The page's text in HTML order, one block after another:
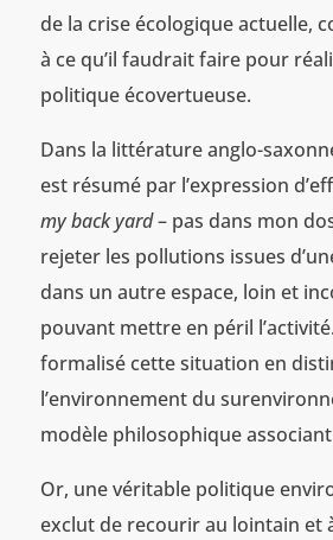
de la crise écologique actuelle,
à ce qu’il faudrait faire pour
politique écovertueuse.
Dans la littérature anglo-
est résumé par l’expression
my back yard– pas dans mon
rejeter les pollutions issues
dans un autre espace, loin et
pouvant mettre en péril
formalisé cette situation en
l’environnement du
modèle philosophique
Or, une véritable politique
exclut de recourir au lointain et